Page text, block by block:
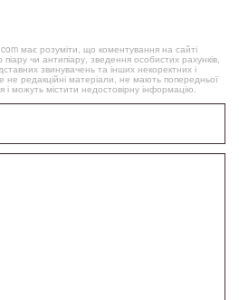
має розуміти, що коментування на сайті
чи антипіару, зведення особистих рахунків,
звинувачень та інших некоректних і
не редакційні матеріали, не мають попередньої
і можуть містити недостовірну інформацію.